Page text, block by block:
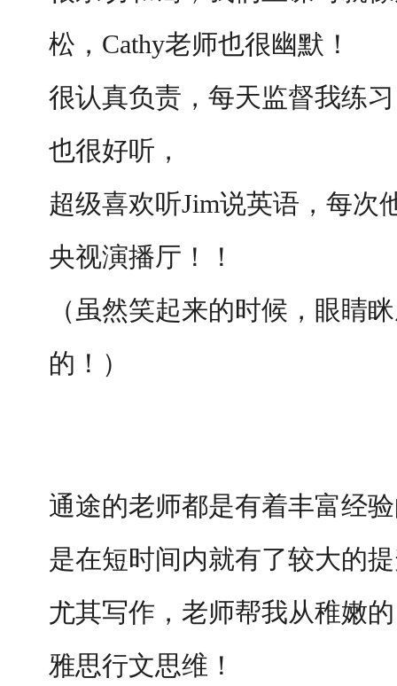
松，Cathy老师也很幽默！
很认真负责，每天监督我练
也很好听，
超级喜欢听Jim说英语，每次
央视演播厅！！
（虽然笑起来的时候，眼睛
的！）
通途的老师都是有着丰富经
是在短时间内就有了较大的
尤其写作，老师帮我从稚嫩
雅思行文思维！